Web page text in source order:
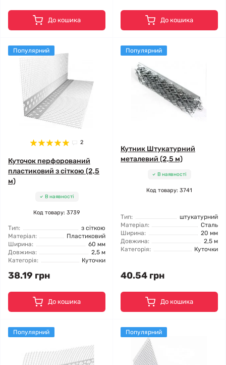
До кошика До кошика
Популярний
2
Куточок перфорований
пластиковий з сіткою (2,5
м)
В наявності
Код товару: 3739
Тип:
з сіткою
Матеріал:
Пластиковий
Ширина:
60 мм
Довжина:
2,5 м
Категорія:
Куточки
38.19 грн
До кошика
Популярний
Кутник Штукатурний
металевий (2,5 м)
В наявності
Код товару: 3741
Тип:
штукатурний
Матеріал:
Сталь
Ширина:
20 мм
Довжина:
2,5 м
Категорія:
Куточки
40.54 грн
До кошика
Популярний Популярний